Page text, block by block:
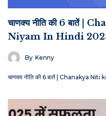
चाणक्य नीति की 6 बातें |
Niyam In Hindi
By Kenny
चाणक्य नीति की 6 बातें | Chanakya Niti